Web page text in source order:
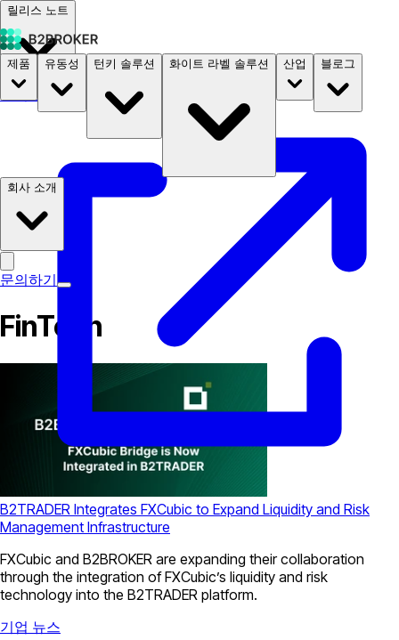
릴리스 노트
문서 요금B2STORE
제품 유동성 턴키 솔루션 화이트 라벨 솔루션 산업 블로그
회사 소개
문의하기
FinTech
B2TRADER Integrates FXCubic to Expand Liquidity and Risk
Management Infrastructure
FXCubic and B2BROKER are expanding their collaboration
through the integration of FXCubic’s liquidity and risk
technology into the B2TRADER platform.
기업 뉴스